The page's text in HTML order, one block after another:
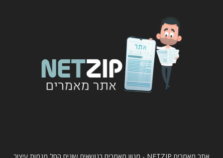
אתר מאמרים NETZIP - מגוון מאמרים בנושאים שונים החל מגמות עיצוב